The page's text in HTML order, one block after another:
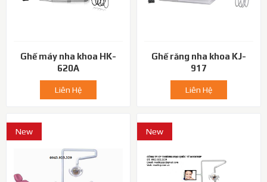
Ghế máy nha khoa HK-
620A
Liên Hệ
Ghế răng nha khoa KJ-
917
Liên Hệ
New New